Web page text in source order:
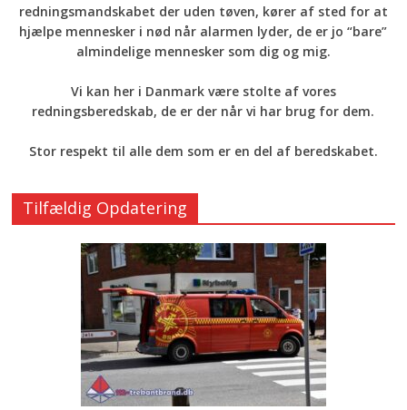
redningsmandskabet der uden tøven, kører af sted for at
hjælpe mennesker i nød når alarmen lyder, de er jo “bare”
almindelige mennesker som dig og mig.
Vi kan her i Danmark være stolte af vores
redningsberedskab, de er der når vi har brug for dem.
Stor respekt til alle dem som er en del af beredskabet.
Tilfældig Opdatering